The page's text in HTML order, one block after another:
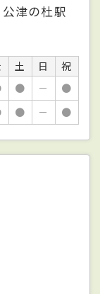
津の杜駅
土 日
祝
● －
●
● － ●